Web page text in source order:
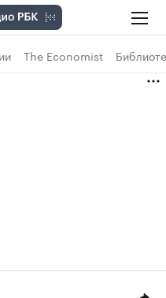
The Economist